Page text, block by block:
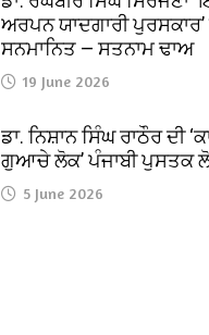
ਅਰਪਨ ਯਾਦਗਾਰੀ ਪੁਰਸਕਾਰ’
ਸਨਮਾਨਿਤ — ਸਤਨਾਮ ਢਾਅ
19 June 2026
ਡਾ. ਨਿਸ਼ਾਨ ਸਿੰਘ ਰਾਠੌਰ ਦੀ
ਗੁਆਚੇ ਲੋਕ’ ਪੰਜਾਬੀ ਪੁਸਤਕ
5 June 2026